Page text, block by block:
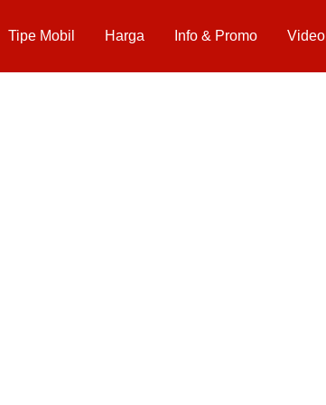
Tipe Mobil Harga Info & Promo Video